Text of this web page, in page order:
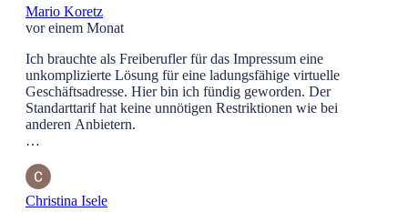
Mario Koretz
vor einem Monat
Ich brauchte als Freiberufler für das Impressum eine
unkomplizierte Lösung für eine ladungsfähige virtuelle
Geschäftsadresse. Hier bin ich fündig geworden. Der
Standarttarif hat keine unnötigen Restriktionen wie bei
anderen Anbietern.
Christina Isele